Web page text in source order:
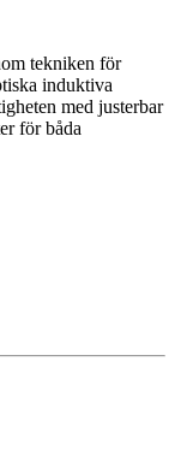
tekniken för
induktiva
med justerbar
för båda